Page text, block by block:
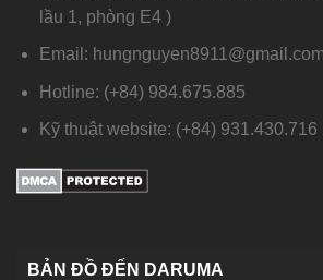
lầu 1, phòng E4 )
Email: hungnguyen8911@gmail.com
Hotline: (+84) 984.675.885
Kỹ thuật website: (+84) 931.430.716
BẢN ĐỒ ĐẾN DARUMA